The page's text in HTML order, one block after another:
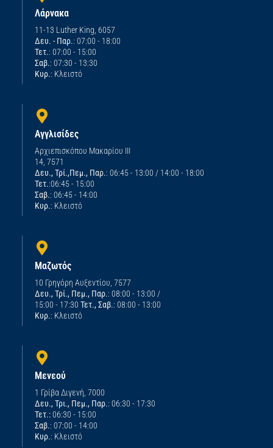
Λάρνακα
11-13 Luther King, 6057
Δευ. - Παρ.: 07:00 - 18:00
Τετ.: 07:00 - 15:00
Σαβ.: 07:30 - 13:30
Κυρ.: Κλειστό
Αγγλισίδες
Αρχιεπισκόπου Μακαρίου ΙΙΙ
14, 7571
Δευ., Τρί.,Πεμ., Παρ.: 06:45 - 13:00 / 14:00 - 18:00
Τετ.:06:45 - 15:00
Σαβ.: 06:45 - 14:00
Κυρ.: Κλειστό
Μαζωτός
10 Γρηγόρη Αυξεντίου, 7577
Δευ., Τρί., Πεμ., Παρ.: 08:00 - 13:00 /
15:00 - 17:30 Τετ., Σαβ.: 08:00 - 13:00
Κυρ.: Κλειστό
Μενεού
1 Γρίβα Διγενή, 7000
Δευ., Τρι., Πεμ., Παρ.: 06:30 - 17:30
Τετ.:06:30 - 15:00
Σαβ.: 07:00 - 14:00
Κυρ.: Κλειστό